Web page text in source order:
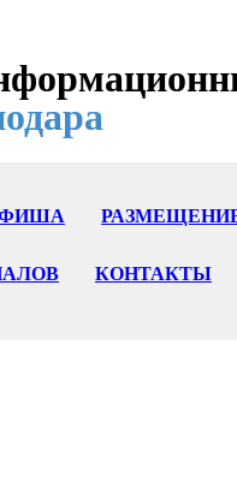
КОНТАКТЫ